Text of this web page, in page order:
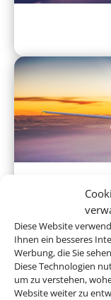
Diese Website
Ihnen ein besseres
Werbung, die Sie
Diese Technologien
um zu verstehen,
Website weiter zu